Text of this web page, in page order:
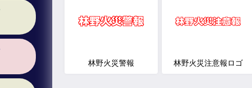
林野火災警報 林野火災注意報ロゴ